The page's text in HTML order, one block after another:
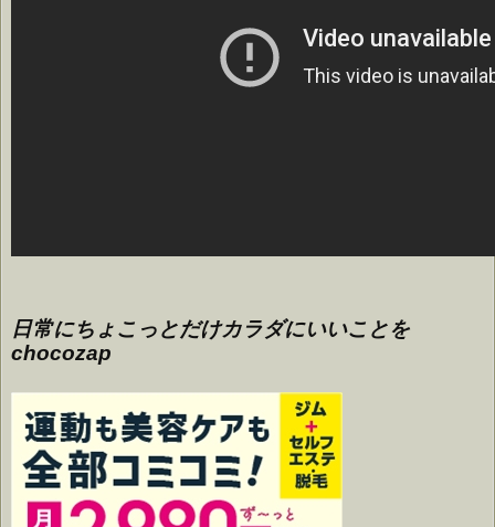
日常にちょこっとだけカラダにいいことを
chocozap